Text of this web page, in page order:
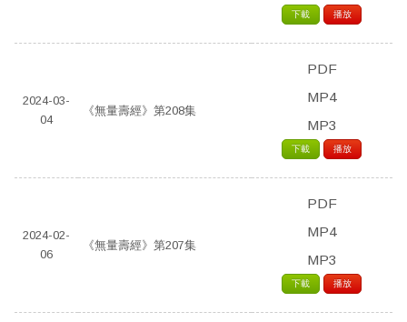
下載 播放
2024-03-
04
《無量壽經》第208集
PDF
MP4
MP3
下載 播放
2024-02-
06
《無量壽經》第207集
PDF
MP4
MP3
下載 播放